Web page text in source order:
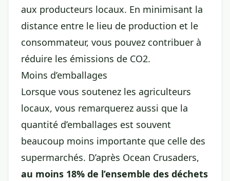
aux producteurs locaux. En minimisant la
distance entre le lieu de production et le
consommateur, vous pouvez contribuer à
réduire les émissions de CO2.
Moins d’emballages
Lorsque vous soutenez les agriculteurs
locaux, vous remarquerez aussi que la
quantité d’emballages est souvent
beaucoup moins importante que celle des
supermarchés. D’après Ocean Crusaders,
au moins 18% de l’ensemble des déchets